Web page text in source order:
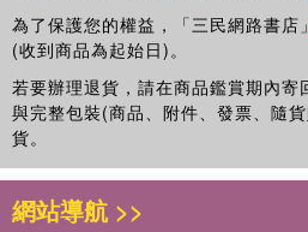
為了保護您的權益，「三民網路書店」
(收到商品為起始日)。
若要辦理退貨，請在商品鑑賞期內寄
與完整包裝(商品、附件、發票、隨
貨。
網站導航 >>